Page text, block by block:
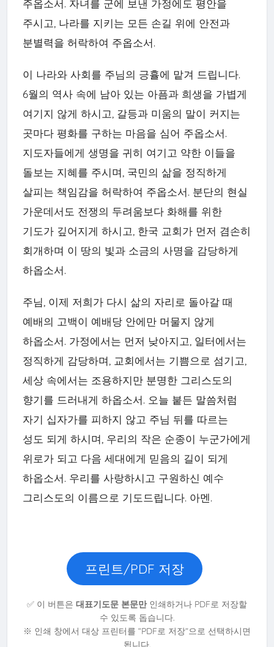
주옵소서. 자녀를 군에 보낸 가정에도 평안을
주시고, 나라를 지키는 모든 손길 위에 안전과
분별력을 허락하여 주옵소서.
이 나라와 사회를 주님의 긍휼에 맡겨 드립니다.
6월의 역사 속에 남아 있는 아픔과 희생을 가볍게
여기지 않게 하시고, 갈등과 미움의 말이 커지는
곳마다 평화를 구하는 마음을 심어 주옵소서.
지도자들에게 생명을 귀히 여기고 약한 이들을
돌보는 지혜를 주시며, 국민의 삶을 정직하게
살피는 책임감을 허락하여 주옵소서. 분단의 현실
가운데서도 전쟁의 두려움보다 화해를 위한
기도가 깊어지게 하시고, 한국 교회가 먼저 겸손히
회개하며 이 땅의 빛과 소금의 사명을 감당하게
하옵소서.
주님, 이제 저희가 다시 삶의 자리로 돌아갈 때
예배의 고백이 예배당 안에만 머물지 않게
하옵소서. 가정에서는 먼저 낮아지고, 일터에서는
정직하게 감당하며, 교회에서는 기쁨으로 섬기고,
세상 속에서는 조용하지만 분명한 그리스도의
향기를 드러내게 하옵소서. 오늘 붙든 말씀처럼
자기 십자가를 피하지 않고 주님 뒤를 따르는
성도 되게 하시며, 우리의 작은 순종이 누군가에게
위로가 되고 다음 세대에게 믿음의 길이 되게
하옵소서. 우리를 사랑하시고 구원하신 예수
그리스도의 이름으로 기도드립니다. 아멘.
프린트/PDF 저장
✅ 이 버튼은 대표기도문 본문만인쇄하거나 PDF로 저장할
수 있도록 돕습니다.
※ 인쇄 창에서 대상 프린터를 “PDF로 저장”으로 선택하시면
됩니다.